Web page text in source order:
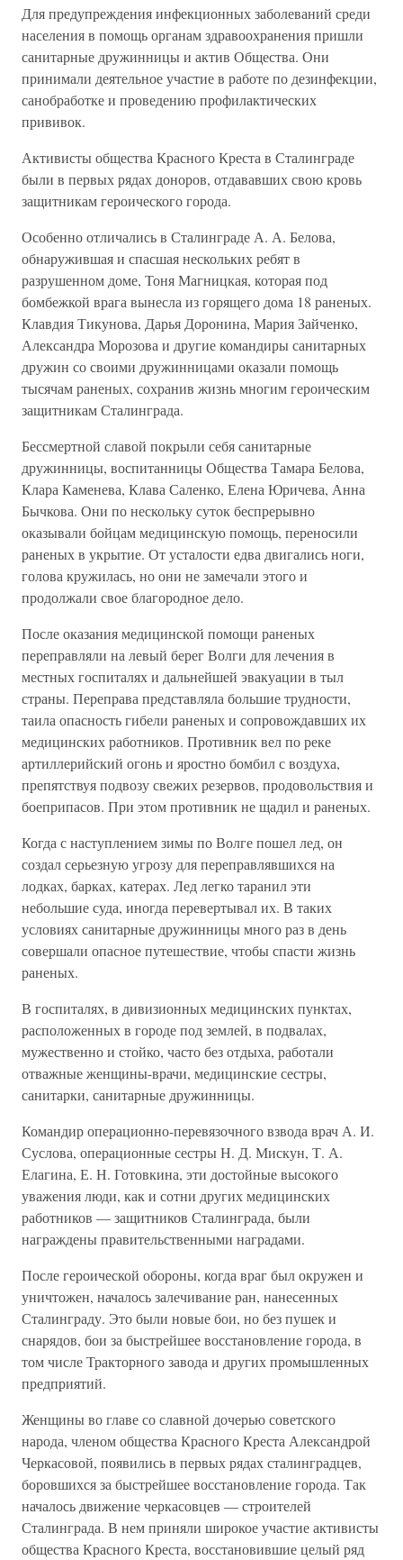
Для предупреждения инфекционных заболеваний среди
населения в помощь органам здравоохранения пришли
санитарные дружинницы и актив Общества. Они
принимали деятельное участие в работе по дезинфекции,
санобработке и проведению профилактических
прививок.
Активисты общества Красного Креста в Сталинграде
были в первых рядах доноров, отдававших свою кровь
защитникам героического города.
Особенно отличались в Сталинграде А. А. Белова,
обнаружившая и спасшая нескольких ребят в
разрушенном доме, Тоня Магницкая, которая под
бомбежкой врага вынесла из горящего дома 18 раненых.
Клавдия Тикунова, Дарья Доронина, Мария Зайченко,
Александра Морозова и другие командиры санитарных
дружин со своими дружинницами оказали помощь
тысячам раненых, сохранив жизнь многим героическим
защитникам Сталинграда.
Бессмертной славой покрыли себя санитарные
дружинницы, воспитанницы Общества Тамара Белова,
Клара Каменева, Клава Саленко, Елена Юричева, Анна
Бычкова. Они по нескольку суток беспрерывно
оказывали бойцам медицинскую помощь, переносили
раненых в укрытие. От усталости едва двигались ноги,
голова кружилась, но они не замечали этого и
продолжали свое благородное дело.
После оказания медицинской помощи раненых
переправляли на левый берег Волги для лечения в
местных госпиталях и дальнейшей эвакуации в тыл
страны. Переправа представляла большие трудности,
таила опасность гибели раненых и сопровождавших их
медицинских работников. Противник вел по реке
артиллерийский огонь и яростно бомбил с воздуха,
препятствуя подвозу свежих резервов, продовольствия и
боеприпасов. При этом противник не щадил и раненых.
Когда с наступлением зимы по Волге пошел лед, он
создал серьезную угрозу для переправлявшихся на
лодках, барках, катерах. Лед легко таранил эти
небольшие суда, иногда перевертывал их. В таких
условиях санитарные дружинницы много раз в день
совершали опасное путешествие, чтобы спасти жизнь
раненых.
В госпиталях, в дивизионных медицинских пунктах,
расположенных в городе под землей, в подвалах,
мужественно и стойко, часто без отдыха, работали
отважные женщины-врачи, медицинские сестры,
санитарки, санитарные дружинницы.
Командир операционно-перевязочного взвода врач А. И.
Суслова, операционные сестры Н. Д. Мискун, Т. А.
Елагина, Е. Н. Готовкина, эти достойные высокого
уважения люди, как и сотни других медицинских
работников — защитников Сталинграда, были
награждены правительственными наградами.
После героической обороны, когда враг был окружен и
уничтожен, началось залечивание ран, нанесенных
Сталинграду. Это были новые бои, но без пушек и
снарядов, бои за быстрейшее восстановление города, в
том числе Тракторного завода и других промышленных
предприятий.
Женщины во главе со славной дочерью советского
народа, членом общества Красного Креста Александрой
Черкасовой, появились в первых рядах сталинградцев,
боровшихся за быстрейшее восстановление города. Так
началось движение черкасовцев — строителей
Сталинграда. В нем приняли широкое участие активисты
общества Красного Креста, восстановившие целый ряд